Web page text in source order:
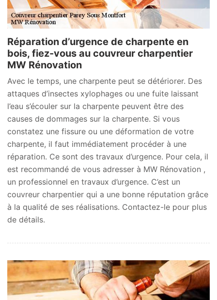
Réparation d’urgence de charpente en
bois, fiez-vous au couvreur charpentier
MW Rénovation
Avec le temps, une charpente peut se détériorer. Des
attaques d’insectes xylophages ou une fuite laissant
l’eau s’écouler sur la charpente peuvent être des
causes de dommages sur la charpente. Si vous
constatez une fissure ou une déformation de votre
charpente, il faut immédiatement procéder à une
réparation. Ce sont des travaux d’urgence. Pour cela, il
est recommandé de vous adresser à MW Rénovation ,
un professionnel en travaux d’urgence. C’est un
couvreur charpentier qui a une bonne réputation grâce
à la qualité de ses réalisations. Contactez-le pour plus
de détails.